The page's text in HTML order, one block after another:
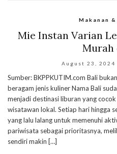
Makanan
Mie Instan Varian
Murah
August 23, 2024
Sumber: BKPPKUTIM.com Bali
beragam jenis kuliner Nama Bali
menjadi destinasi liburan yang
wisatawan lokal. Setiap hari hingga
yang lalu lalang untuk memenuhi
pariwisata sebagai prioritasnya,
sendiri makin […]